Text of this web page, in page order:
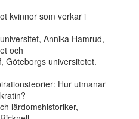
Annika Hamrud,
och
Göteborgs universitetet.
lärdomshistoriker,